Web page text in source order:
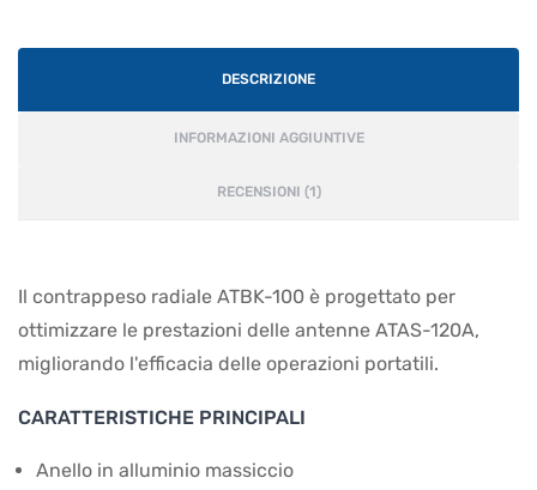
DESCRIZIONE
INFORMAZIONI AGGIUNTIVE
RECENSIONI (1)
Il contrappeso radiale ATBK-100 è progettato per
ottimizzare le prestazioni delle antenne ATAS-120A,
migliorando l'efficacia delle operazioni portatili.
CARATTERISTICHE PRINCIPALI
Anello in alluminio massiccio